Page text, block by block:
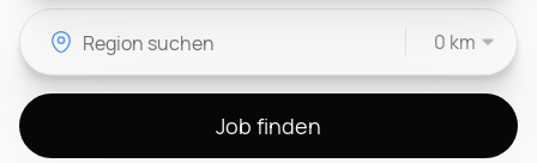
CH
0 km
Job finden